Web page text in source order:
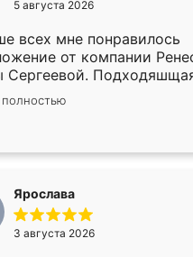
5 августа 2026
всех мне понравилось
от компании
Сергеевой.
сроки изготовления.
сотрудник Владислав
по моему эскизу
полностью
Ярослава
3 августа 2026